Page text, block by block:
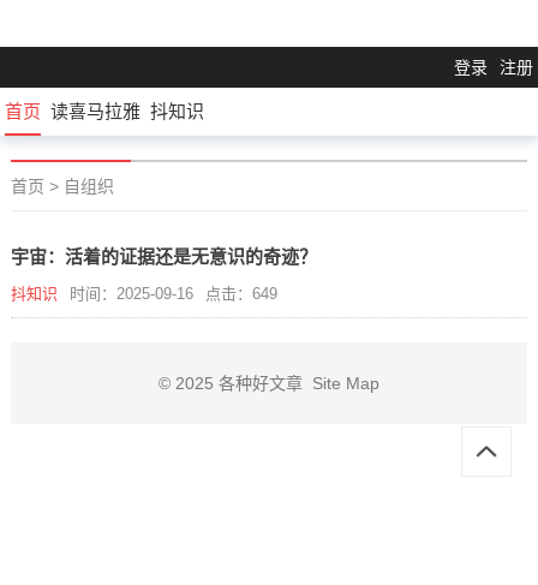
登录 注册
首页 读喜马拉雅 抖知识
首页 > 自组织
宇宙：活着的证据还是无意识的奇迹？
抖知识 时间：2025-09-16 点击：649
© 2025 各种好文章 Site Map